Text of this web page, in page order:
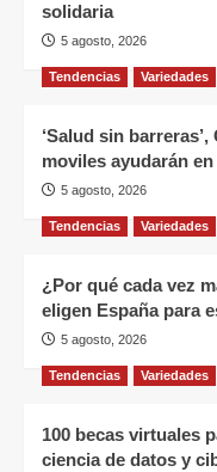
solidaria
5 agosto, 2026
Tendencias Variedades
‘Salud sin
moviles ayudarán
5 agosto, 2026
Tendencias Variedades
¿Por qué cada vez
eligen España para
5 agosto, 2026
Tendencias Variedades
100 becas virtuales
ciencia de datos y